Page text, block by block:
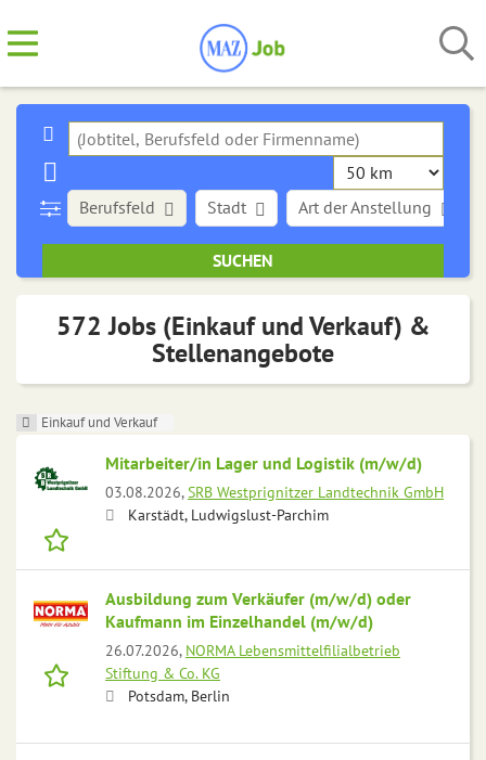
Stadt Art der Anstellung
Berufsfeld
572 Jobs (Einkauf und Verkauf) &
Stellenangebote
Einkauf und Verkauf
Mitarbeiter/in Lager und Logistik (m/w/d)
03.08.2026,SRB Westprignitzer Landtechnik GmbH
Karstädt, Ludwigslust-Parchim
Ausbildung zum Verkäufer (m/w/d) oder
Kaufmann im Einzelhandel (m/w/d)
26.07.2026, NORMA Lebensmittelfilialbetrieb
Stiftung & Co. KG
Potsdam, Berlin